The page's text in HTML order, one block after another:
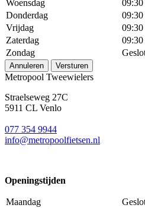
Woensdag
Donderdag
Vrijdag
Zaterdag
Zondag
Annuleren Versturen
Metropool Tweewielers
Straelseweg 27C
5911 CL Venlo
077 354 9944
info@metropoolfietsen.nl
Openingstijden
Maandag